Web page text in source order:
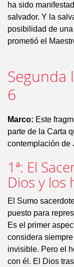
ha sido
salvador. Y la
posibilidad de
prometió el
Segunda
6
Marco: Este
parte de la Carta
contemplación de
1ª: El
Dios y los
El Sumo
puesto para
Es el primer
considera
invisible. Pero el
con él. El Dios